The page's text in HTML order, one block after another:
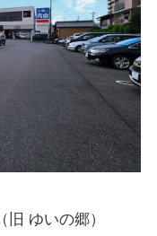
ゆいの郷）